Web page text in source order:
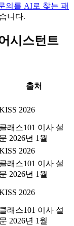
의를 AI로 찾는 패
니다.
시스턴트
출처
2026
클래스101 이사 설
문 2026년 1월
2026
클래스101 이사 설
문 2026년 1월
2026
클래스101 이사 설
문 2026년 1월